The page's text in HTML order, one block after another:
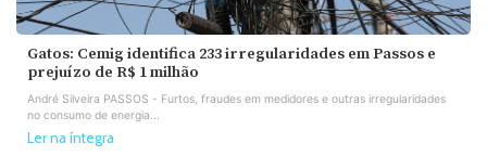
Gatos: Cemig identifica 233 irregularidades em Passos e
prejuízo de R$ 1 milhão
André Silveira PASSOS - Furtos, fraudes em medidores e outras irregularidades
no consumo de energia...
Ler na íntegra